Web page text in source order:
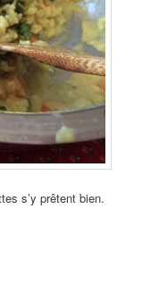
s’y prêtent bien.